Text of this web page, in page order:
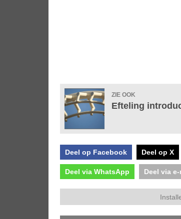
ZIE OOK
Efteling
Deel op Facebook Deel op X
Deel via WhatsApp Deel via e-